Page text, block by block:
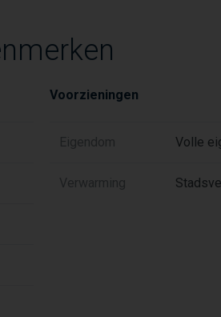
Voorzieningen
Eigendom Volle
Verwarming